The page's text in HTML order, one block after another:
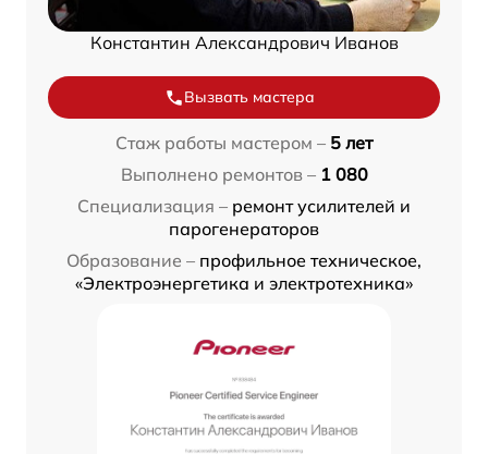
Константин Александрович Иванов
Вызвать мастера
Стаж работы мастером – 5 лет
Выполнено ремонтов – 1 080
Специализация – ремонт усилителей и
парогенераторов
Образование – профильное техническое,
«Электроэнергетика и электротехника»